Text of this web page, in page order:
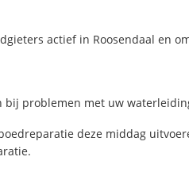
actief in Roosendaal en
problemen met uw
deze middag